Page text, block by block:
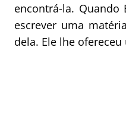
encontrá-la.
escrever uma
dela. Ele lhe